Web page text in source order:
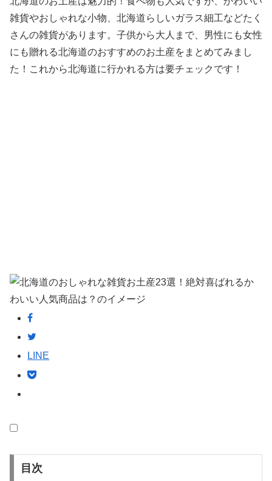
雑貨やおしゃれな小物、北海道らしいガラス細工などたく
さんの雑貨があります。子供から大人まで、男性にも女性
にも贈れる北海道のおすすめのお土産をまとめてみまし
た！これから北海道に行かれる方は要チェックです！
LINE
目次